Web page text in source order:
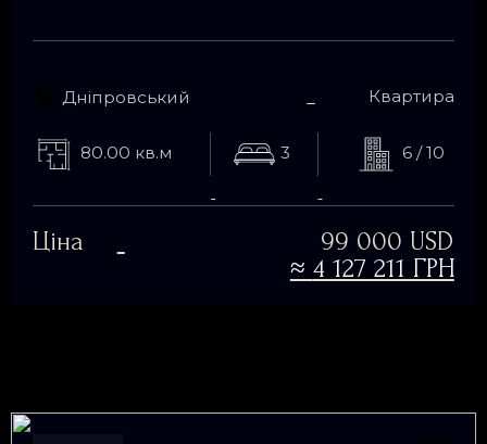
Дніпровський Квартира
80.00 кв.м 3 6 / 10
Ціна
99 000 USD
≈ 4 127 211 ГРН